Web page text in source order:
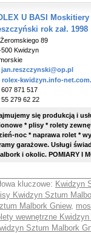
U BASI
rok zał. 1998
89
500 Kwidzyn
jan.reszczynski@op.pl
rolex-kwidzyn.info-
607 871 517
55 279 62 22
się produkcją i
* plisy * rolety
noc * naprawa rolet *
garażowe. Usługi
i okolic. POMIARY I
kluczowe: Kwidzyn
Kwidzyn Sztum
Malbork Gniew,
wewnętrzne
Sztum Malbork